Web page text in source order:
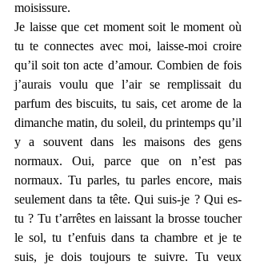
moisissure.
Je laisse que cet moment soit le moment où
tu te connectes avec moi, laisse-moi croire
qu’il soit ton acte d’amour. Combien de fois
j’aurais voulu que l’air se remplissait du
parfum des biscuits, tu sais, cet arome de la
dimanche matin, du soleil, du printemps qu’il
y a souvent dans les maisons des gens
normaux. Oui, parce que on n’est pas
normaux. Tu parles, tu parles encore, mais
seulement dans ta tête. Qui suis-je ? Qui es-
tu ? Tu t’arrêtes en laissant la brosse toucher
le sol, tu t’enfuis dans ta chambre et je te
suis, je dois toujours te suivre. Tu veux